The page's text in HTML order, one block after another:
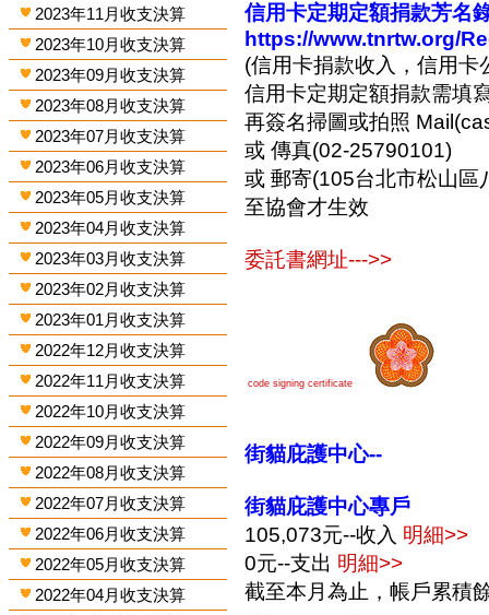
2023年11月收支決算
2023年10月收支決算
2023年09月收支決算
2023年08月收支決算
2023年07月收支決算
2023年06月收支決算
2023年05月收支決算
2023年04月收支決算
2023年03月收支決算
2023年02月收支決算
2023年01月收支決算
2022年12月收支決算
2022年11月收支決算
2022年10月收支決算
2022年09月收支決算
2022年08月收支決算
2022年07月收支決算
2022年06月收支決算
2022年05月收支決算
2022年04月收支決算
信用卡定期定額捐款芳名
https://www.tnrtw.org/
(信用卡捐款收入，信用
信用卡定期定額捐款需填
再簽名掃圖或拍照
或 傳真(02-25790101)
或 郵寄(105台北市松山
至協會才生效
委託書網址--->>
code signing certificate
街貓庇護中心--
街貓庇護中心專戶
105,073元--收入 明細>>
0元--支出 明細>>
截至本月為止，帳戶累積